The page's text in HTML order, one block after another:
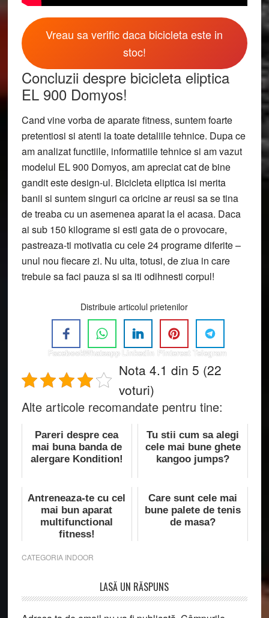
Vreau sa verific daca bicicleta este in
stoc!
Concluzii despre bicicleta eliptica
EL 900 Domyos!
Cand vine vorba de aparate fitness, suntem foarte
pretentiosi si atenti la toate detaliile tehnice. Dupa ce
am analizat functiile, informatiile tehnice si am vazut
modelul EL 900 Domyos, am apreciat cat de bine
gandit este design-ul. Bicicleta eliptica isi merita
banii si suntem singuri ca oricine ar reusi sa se tina
de treaba cu un asemenea aparat la el acasa. Daca
ai sub 150 kilograme si esti gata de o provocare,
pastreaza-ti motivatia cu cele 24 programe diferite –
unul nou fiecare zi. Nu uita, totusi, de ziua in care
trebuie sa faci pauza si sa iti odihnesti corpul!
Distribuie articolul prietenilor
FacebookWhatsapp Linkedin Pinterest Telegram
Nota 4.1 din 5 (22
voturi)
Alte articole recomandate pentru tine:
Pareri despre cea
mai buna banda de
alergare Kondition!
Tu stii cum sa alegi
cele mai bune ghete
kangoo jumps?
Antreneaza-te cu cel
mai bun aparat
multifunctional
fitness!
Care sunt cele mai
bune palete de tenis
de masa?
CATEGORIA INDOOR
Interactions
LASĂ UN RĂSPUNS